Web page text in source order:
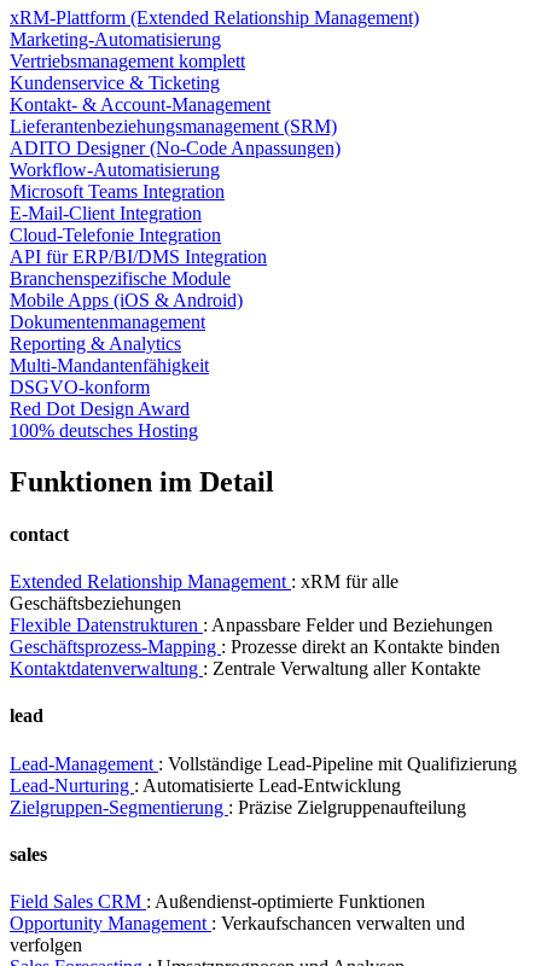
xRM-Plattform (Extended Relationship Management)
Marketing-Automatisierung
Vertriebsmanagement komplett
Kundenservice & Ticketing
Kontakt- & Account-Management
Lieferantenbeziehungsmanagement (SRM)
ADITO Designer (No-Code Anpassungen)
Workflow-Automatisierung
Microsoft Teams Integration
E-Mail-Client Integration
Cloud-Telefonie Integration
API für ERP/BI/DMS Integration
Branchenspezifische Module
Mobile Apps (iOS & Android)
Dokumentenmanagement
Reporting & Analytics
Multi-Mandantenfähigkeit
DSGVO-konform
Red Dot Design Award
100% deutsches Hosting
Funktionen im Detail
contact
Extended Relationship Management : xRM für alle
Geschäftsbeziehungen
Flexible Datenstrukturen : Anpassbare Felder und Beziehungen
Geschäftsprozess-Mapping : Prozesse direkt an Kontakte binden
Kontaktdatenverwaltung : Zentrale Verwaltung aller Kontakte
lead
Lead-Management : Vollständige Lead-Pipeline mit Qualifizierung
Lead-Nurturing : Automatisierte Lead-Entwicklung
Zielgruppen-Segmentierung : Präzise Zielgruppenaufteilung
sales
Field Sales CRM : Außendienst-optimierte Funktionen
Opportunity Management : Verkaufschancen verwalten und
verfolgen